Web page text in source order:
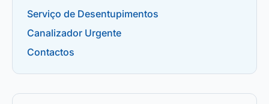
Serviço de Desentupimentos
Canalizador Urgente
Contactos